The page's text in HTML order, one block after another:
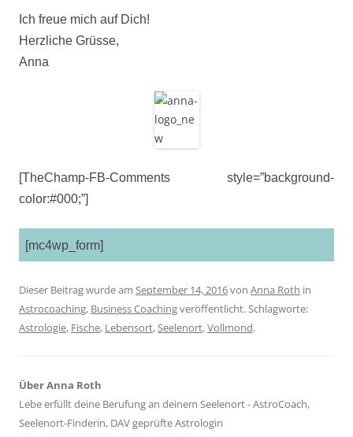
Ich freue mich auf Dich!
Herzliche Grüsse,
Anna
[TheChamp-FB-Comments style=”background-
color:#000;”]
[mc4wp_form]
Dieser Beitrag wurde am September 14, 2016von Anna Roth in
Astrocoaching, Business Coachingveröffentlicht. Schlagworte:
Astrologie, Fische, Lebensort,Seelenort,Vollmond.
Über Anna Roth
Lebe erfüllt deine Berufung an deinem Seelenort - AstroCoach,
Seelenort-Finderin, DAV geprüfte Astrologin